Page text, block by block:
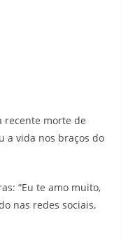
recente morte de
a vida nos braços do
“Eu te amo muito,
nas redes sociais,